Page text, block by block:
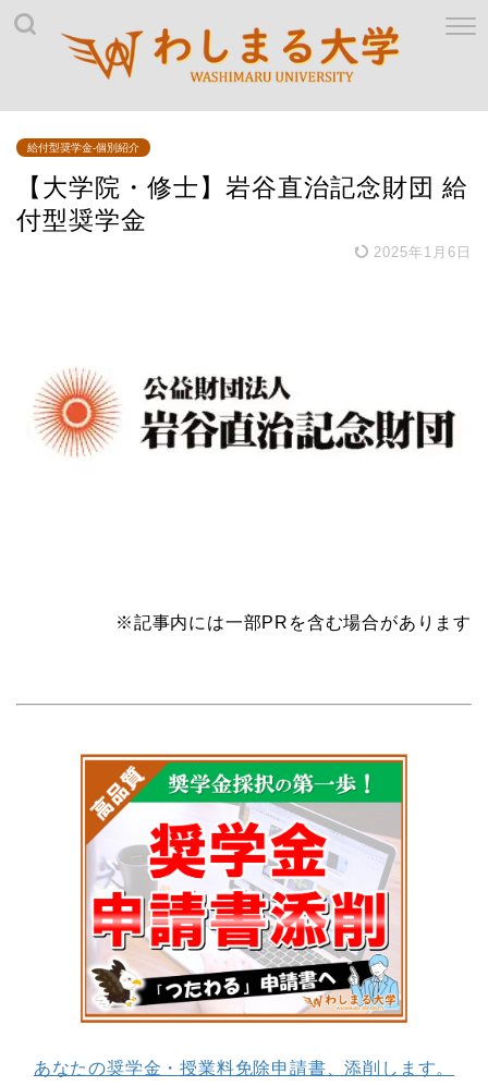
給付型奨学金-個別紹介
【大学院・修士】岩谷直治記念財団 給
付型奨学金
2025年1月6日
※記事内には一部PRを含む場合があります
あなたの奨学金・授業料免除申請書、添削します。